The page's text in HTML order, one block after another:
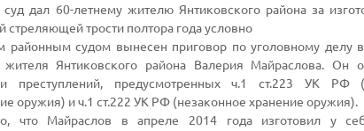
дал 60-летнему жителю Янтиковского района за
стреляющей трости полтора года условно
районным судом вынесен приговор по уголовному делу
жителя Янтиковского района Валерия Майраслова. Он
преступлений, предусмотренных ч.1 ст.223 УК РФ
оружия) и ч.1 ст.222 УК РФ (незаконное хранение оружия).
что Майраслов в апреле 2014 года изготовил у